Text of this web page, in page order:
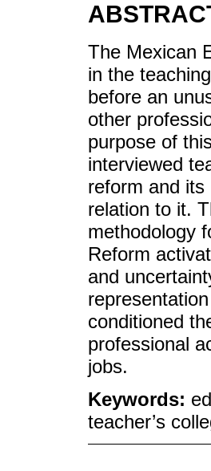
The Mexican
in the
before an
other
purpose of
interviewed
reform and
relation to it.
methodology
Reform
and
conditioned
professional
jobs.
Keywords:
teacher’s